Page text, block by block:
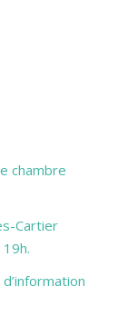
chambre
Cartier